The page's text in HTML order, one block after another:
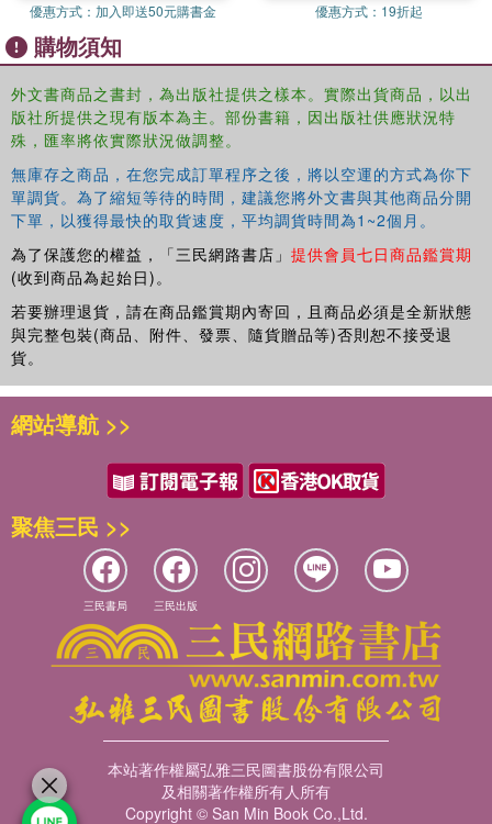
優惠方式： 加入即送50元購書金 優惠方式： 19折起
購物須知
外文書商品之書封，為出版社提供之樣本。實際出貨商品，以出
版社所提供之現有版本為主。部份書籍，因出版社供應狀況特
殊，匯率將依實際狀況做調整。
無庫存之商品，在您完成訂單程序之後，將以空運的方式為你下
單調貨。為了縮短等待的時間，建議您將外文書與其他商品分開
下單，以獲得最快的取貨速度，平均調貨時間為1~2個月。
為了保護您的權益，「三民網路書店」 提供會員七日商品鑑賞期
(收到商品為起始日)。
若要辦理退貨，請在商品鑑賞期內寄回，且商品必須是全新狀態
與完整包裝(商品、附件、發票、隨貨贈品等)否則恕不接受退
貨。
網站導航 >>
聚焦三民 >>
三民書局 三民出版
本站著作權屬弘雅三民圖書股份有限公司
及相關著作權所有人所有
Copyright © San Min Book Co.,Ltd.